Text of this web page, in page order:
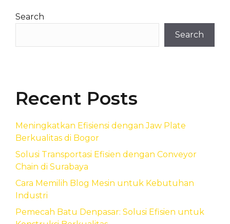
Search
Search
Recent Posts
Meningkatkan Efisiensi dengan Jaw Plate
Berkualitas di Bogor
Solusi Transportasi Efisien dengan Conveyor
Chain di Surabaya
Cara Memilih Blog Mesin untuk Kebutuhan
Industri
Pemecah Batu Denpasar: Solusi Efisien untuk